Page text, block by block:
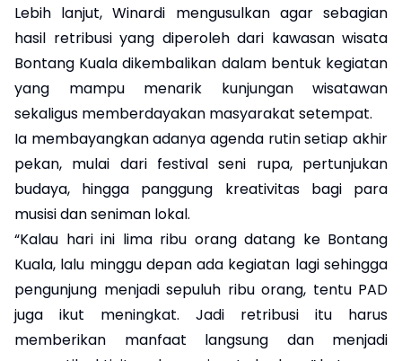
Lebih lanjut, Winardi mengusulkan agar sebagian
hasil retribusi yang diperoleh dari kawasan wisata
Bontang Kuala dikembalikan dalam bentuk kegiatan
yang mampu menarik kunjungan wisatawan
sekaligus memberdayakan masyarakat setempat.
Ia membayangkan adanya agenda rutin setiap akhir
pekan, mulai dari festival seni rupa, pertunjukan
budaya, hingga panggung kreativitas bagi para
musisi dan seniman lokal.
“Kalau hari ini lima ribu orang datang ke Bontang
Kuala, lalu minggu depan ada kegiatan lagi sehingga
pengunjung menjadi sepuluh ribu orang, tentu PAD
juga ikut meningkat. Jadi retribusi itu harus
memberikan manfaat langsung dan menjadi